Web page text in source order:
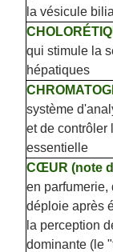
la vésicule
qui stimule la
hépatiques
système
et de contrôler
essentielle
CŒUR (note
en parfumerie,
déploie après
la perception
dominante (le